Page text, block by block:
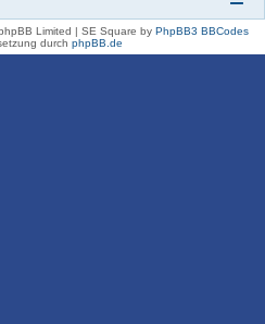
Limited | SE Square by PhpBB3 BBCodes
durch phpBB.de